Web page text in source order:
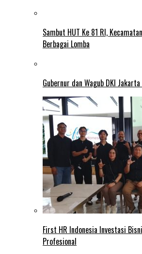
Sambut HUT Ke 81 RI,
Berbagai Lomba
Gubernur dan Wagub DKI
First HR Indonesia Investasi
Profesional